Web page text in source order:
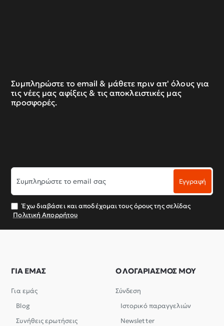
Συμπληρώστε το email & μάθετε πριν απ' όλους για
τις νέες μας αφίξεις & τις αποκλειστικές μας
προσφορές.
Συμπληρώστε
το
email
σας
Εγγραφή
Έχω διαβάσει και αποδέχομαι τους όρους της σελίδας
Πολιτική Απορρήτου
ΓΙΑ ΕΜΑΣ
Για εμάς
Blog
Συνήθεις ερωτήσεις
Ο ΛΟΓΑΡΙΑΣΜΟΣ ΜΟΥ
Σύνδεση
Ιστορικό παραγγελιών
Newsletter